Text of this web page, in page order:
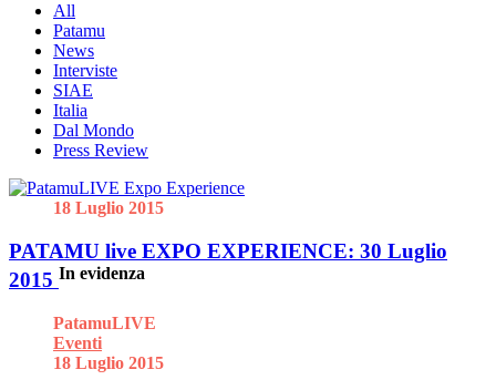
All
Patamu
News
Interviste
SIAE
Italia
Dal Mondo
Press Review
18 Luglio 2015
PATAMU live EXPO EXPERIENCE: 30 Luglio
2015 In evidenza
PatamuLIVE
Eventi
18 Luglio 2015